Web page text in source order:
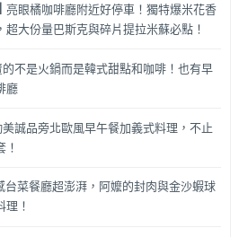
眼橘咖啡廳附近好停車！獨特爆米花香
大份量巴斯克與碎片提拉米蘇必點！
不是火鍋而是韓式甜點和咖啡！也有早
廳
誠品旁北歐風早午餐加義式料理，不止
菜餐廳超澎湃，阿嬤的封肉與金沙蝦球
！